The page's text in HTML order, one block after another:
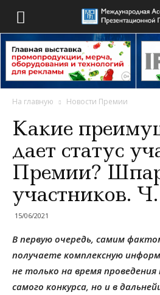
На главную Новости Премии
Какие
дает статус
Премии?
участников.
15/06/2021
В первую очередь, самим
получаете комплексную
не только на время проведения
самого конкурса, но и в